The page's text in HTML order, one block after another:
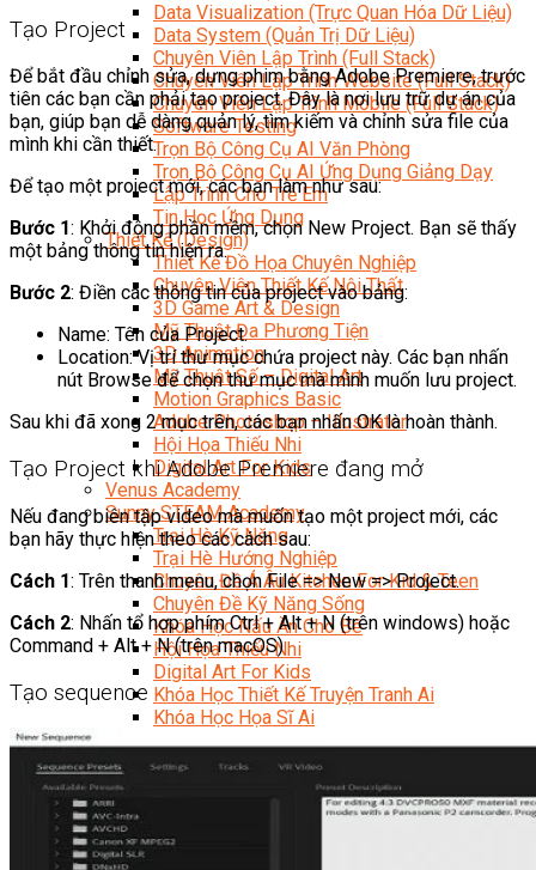
Data Visualization (Trực Quan Hóa Dữ Liệu)
Data System (Quản Trị Dữ Liệu)
Chuyên Viên Lập Trình (Full Stack)
Chuyên Viên Lập Trình Website (Full Stack)
Chuyên Viên Lập Trình Mobile (Full Stack)
Software Testing
Trọn Bộ Công Cụ AI Văn Phòng
Trọn Bộ Công Cụ AI Ứng Dụng Giảng Dạy
Lập Trình Cho Trẻ Em
Tin Học Ứng Dụng
Thiết Kế (Design)
Thiết Kế Đồ Họa Chuyên Nghiệp
Chuyên Viên Thiết Kế Nội Thất
3D Game Art & Design
Mỹ Thuật Đa Phương Tiện
3D Animation
Mỹ Thuật Số – Digital Art
Motion Graphics Basic
Adobe Photoshop – Illustrator
Hội Họa Thiếu Nhi
Digital Art For Kids
Venus Academy
Sunny STEAM Academy
Trại Hè Kỹ Năng
Trại Hè Hướng Nghiệp
Chuyên Đề Á Âu Kitchen For Kid & Teen
Chuyên Đề Kỹ Năng Sống
Khóa Học Nấu Ăn Cho Bé
Hội Họa Thiếu Nhi
Digital Art For Kids
Khóa Học Thiết Kế Truyện Tranh Ai
Khóa Học Họa Sĩ Ai
Khóa Học Biên Tập Video Với Ai
Mc Nhí
Lập Trình Cho Trẻ Em
Piano Trẻ Em
Tạo Project
Để bắt đầu chỉnh sửa, dựng phim bằng Adobe Premiere, trước
tiên các bạn cần phải tạo project. Đây là nơi lưu trữ dự án của
bạn, giúp bạn dễ dàng quản lý, tìm kiếm và chỉnh sửa file của
mình khi cần thiết.
Để tạo một project mới, các bạn làm như sau:
Bước 1: Khởi động phần mềm, chọn New Project. Bạn sẽ thấy
một bảng thông tin hiện ra.
Bước 2: Điền các thông tin của project vào bảng:
Name: Tên của Project.
Location: Vị trí thư mục chứa project này. Các bạn nhấn
nút Browse để chọn thư mục mà mình muốn lưu project.
Sau khi đã xong 2 mục trên, các bạn nhấn OK là hoàn thành.
Tạo Project khi Adobe Premiere đang mở
Nếu đang biên tập video mà muốn tạo một project mới, các
bạn hãy thực hiện theo các cách sau:
Cách 1: Trên thanh menu, chọn File => New => Project.
Cách 2: Nhấn tổ hợp phím Ctrl + Alt + N (trên windows) hoặc
Command + Alt + N (trên macOS)
Tạo sequence